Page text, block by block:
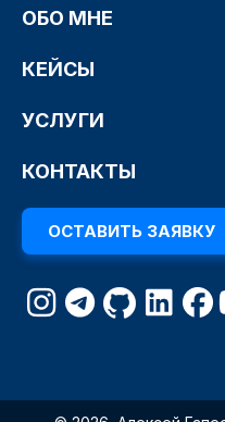
ОБО МНЕ
КЕЙСЫ
УСЛУГИ
КОНТАКТЫ
ОСТАВИТЬ ЗАЯВКУ